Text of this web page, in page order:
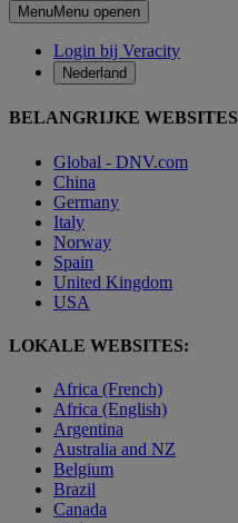
MenuMenu openen
Login bij Veracity
Nederland
BELANGRIJKE WEBSITES
Global - DNV.com
China
Germany
Italy
Norway
Spain
United Kingdom
USA
LOKALE WEBSITES:
Africa (French)
Africa (English)
Argentina
Australia and NZ
Belgium
Brazil
Canada